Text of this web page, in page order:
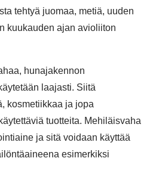
tehtyä juomaa, metiä, uuden
kuukauden ajan avioliiton
hunajakennon
laajasti. Siitä
kosmetiikkaa ja jopa
tuotteita. Mehiläisvaha
ja sitä voidaan käyttää
esimerkiksi